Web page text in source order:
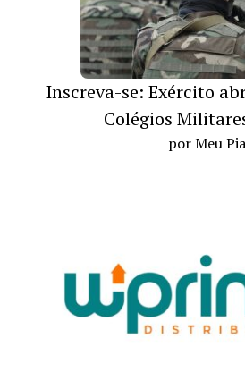
Inscreva-se: Exército
Colégios
por Meu